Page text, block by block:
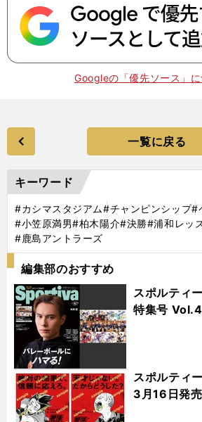
Googleの「優先ソース」に
一覧に戻る
キーワード
#カシマスタジアム#チャンピンシップ#
#小笠原満男#柏木陽介#決勝#浦和レッ
#鹿島アントラーズ
編集部のおすすめ
スポルティ
特集号
スポルティ
3月16日発売